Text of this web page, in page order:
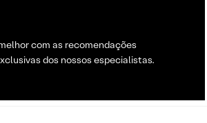
com as recomendações
dos nossos especialistas.